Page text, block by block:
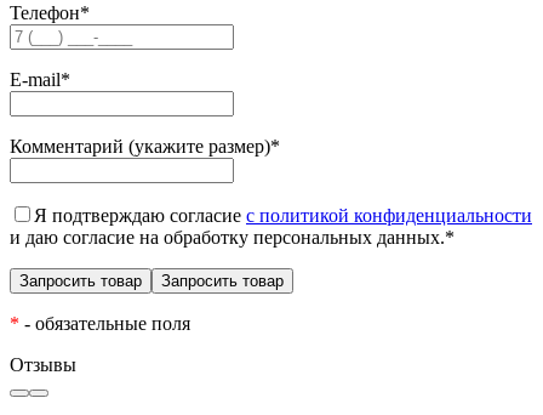
Телефон*
E-mail*
Комментарий (укажите размер)*
Я подтверждаю согласие с политикой конфиденциальности
и даю согласие на обработку персональных данных.*
* - обязательные поля
Отзывы